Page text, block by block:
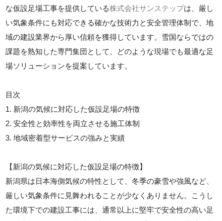
な仮設足場工事を提供している株式会社サンステップは、厳し
い気象条件にも対応できる確かな技術力と安全管理体制で、地
域の建設業界から厚い信頼を獲得しています。雪国ならではの
課題を熟知した専門集団として、どのような現場でも最適な足
場ソリューションを提案しています。
目次
1. 新潟の気候に対応した仮設足場の特徴
2. 安全性と効率性を両立させる施工体制
3. 地域密着型サービスの強みと実績
【新潟の気候に対応した仮設足場の特徴】
新潟県は日本海側気候の特性として、冬季の豪雪や強風など、
厳しい気象条件に見舞われることが少なくありません。こうし
た環境下での建設工事には、通常以上に堅牢で安全性の高い足